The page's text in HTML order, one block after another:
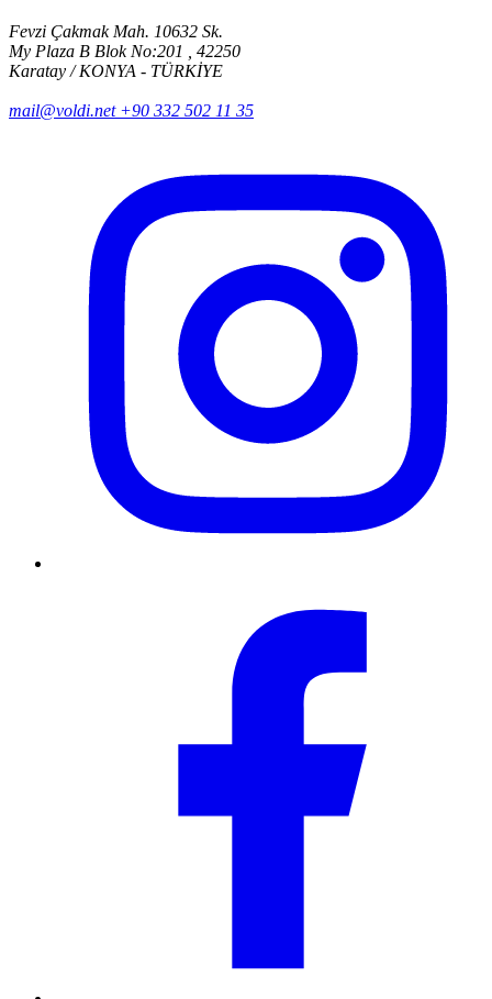
Fevzi Çakmak Mah. 10632 Sk.
My Plaza B Blok No:201 , 42250
Karatay / KONYA - TÜRKİYE
mail@voldi.net +90 332 502 11 35